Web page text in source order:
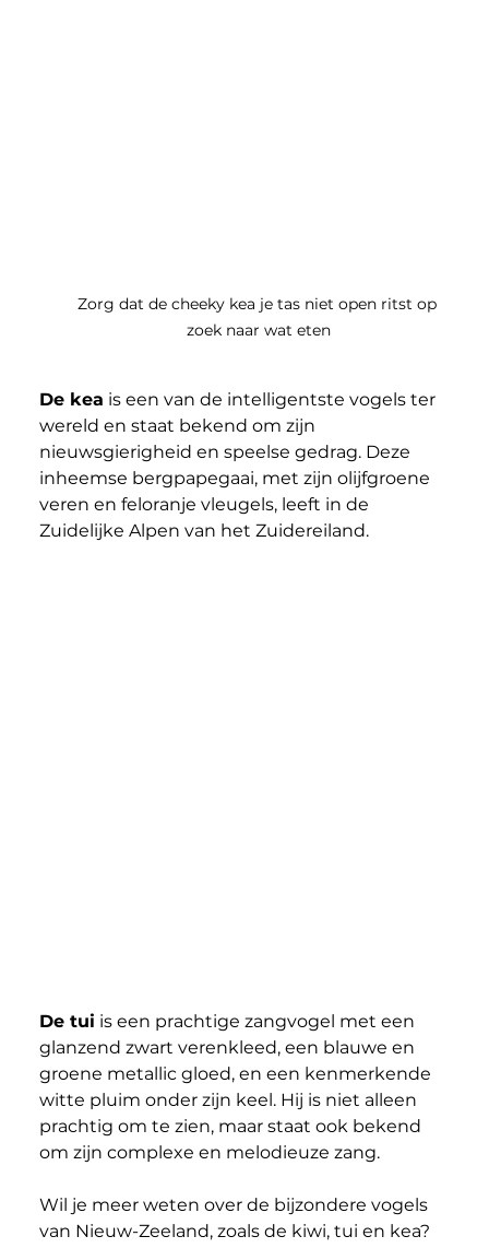
Zorg dat de cheeky kea je tas niet open ritst op
zoek naar wat eten
De kea is een van de intelligentste vogels ter
wereld en staat bekend om zijn
nieuwsgierigheid en speelse gedrag. Deze
inheemse bergpapegaai, met zijn olijfgroene
veren en feloranje vleugels, leeft in de
Zuidelijke Alpen van het Zuidereiland.
De tui is een prachtige zangvogel met een
glanzend zwart verenkleed, een blauwe en
groene metallic gloed, en een kenmerkende
witte pluim onder zijn keel. Hij is niet alleen
prachtig om te zien, maar staat ook bekend
om zijn complexe en melodieuze zang.
Wil je meer weten over de bijzondere vogels
van Nieuw-Zeeland, zoals de kiwi, tui en kea?